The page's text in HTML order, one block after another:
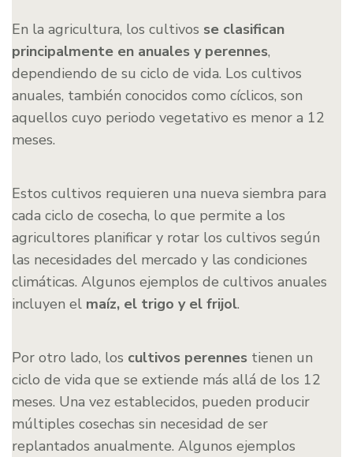
En la agricultura, los cultivos se clasifican
principalmente en anuales y perennes,
dependiendo de su ciclo de vida. Los cultivos
anuales, también conocidos como cíclicos, son
aquellos cuyo periodo vegetativo es menor a 12
meses.
Estos cultivos requieren una nueva siembra para
cada ciclo de cosecha, lo que permite a los
agricultores planificar y rotar los cultivos según
las necesidades del mercado y las condiciones
climáticas. Algunos ejemplos de cultivos anuales
incluyen el maíz, el trigo y el frijol.
Por otro lado, los cultivos perennes tienen un
ciclo de vida que se extiende más allá de los 12
meses. Una vez establecidos, pueden producir
múltiples cosechas sin necesidad de ser
replantados anualmente. Algunos ejemplos